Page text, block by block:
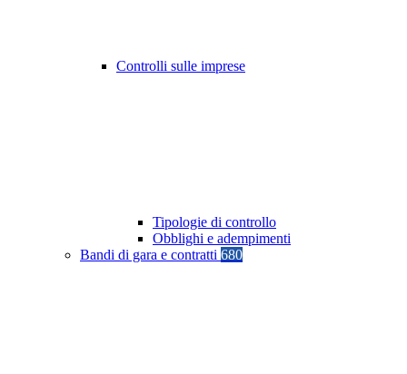
Controlli sulle imprese
Tipologie di controllo
Obblighi e adempimenti
Bandi di gara e contratti 680